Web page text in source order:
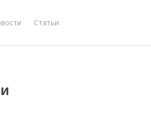
Статьи